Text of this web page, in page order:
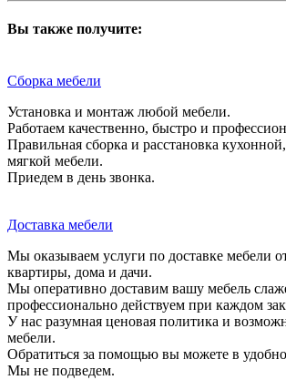
Вы также получите:
Сборка мебели
Установка и монтаж любой мебели.
Работаем качественно, быстро и
Правильная сборка и расстановка
мягкой мебели.
Приедем в день звонка.
Доставка мебели
Мы оказываем услуги по доставке мебели
квартиры, дома и дачи.
Мы оперативно доставим вашу мебель
профессионально действуем при каждом
У нас разумная ценовая политика и
мебели.
Обратиться за помощью вы можете в
Мы не подведем.